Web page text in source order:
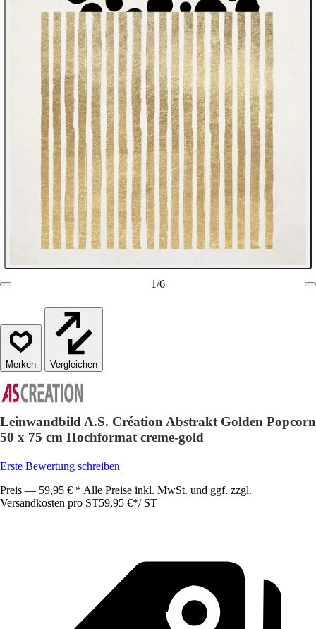
1/6
Vergleichen
Leinwandbild A.S. Création Abstrakt Golden Popcorn
50 x 75 cm Hochformat creme-gold
Erste Bewertung schreiben
Preis — 59,95 € * Alle Preise inkl. MwSt. und ggf. zzgl.
Versandkosten pro ST59,95 €*/ ST